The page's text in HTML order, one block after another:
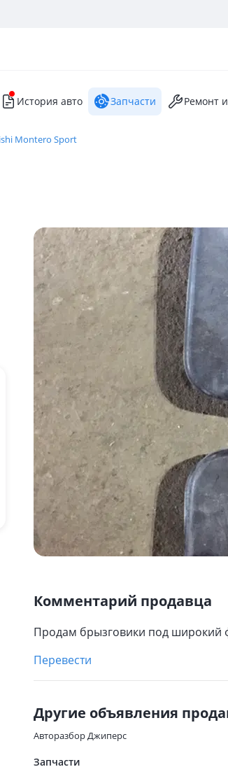
История авто Запчасти Ремонт
Montero Sport
Комментарий продавца
Продам брызговики под широкий
Перевести
Другие объявления
Авторазбор Джиперс
Запчасти